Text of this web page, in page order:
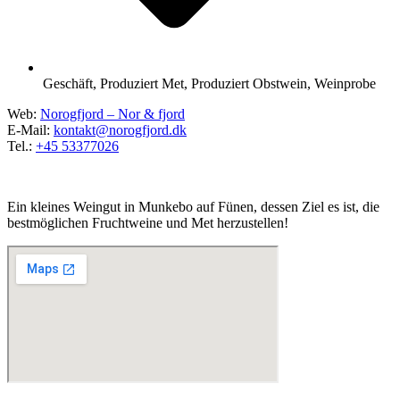
Geschäft, Produziert Met, Produziert Obstwein, Weinprobe
Web: Norogfjord – Nor & fjord
E-Mail: kontakt@norogfjord.dk
Tel.: +45 53377026
Ein kleines Weingut in Munkebo auf Fünen, dessen Ziel es ist, die
bestmöglichen Fruchtweine und Met herzustellen!